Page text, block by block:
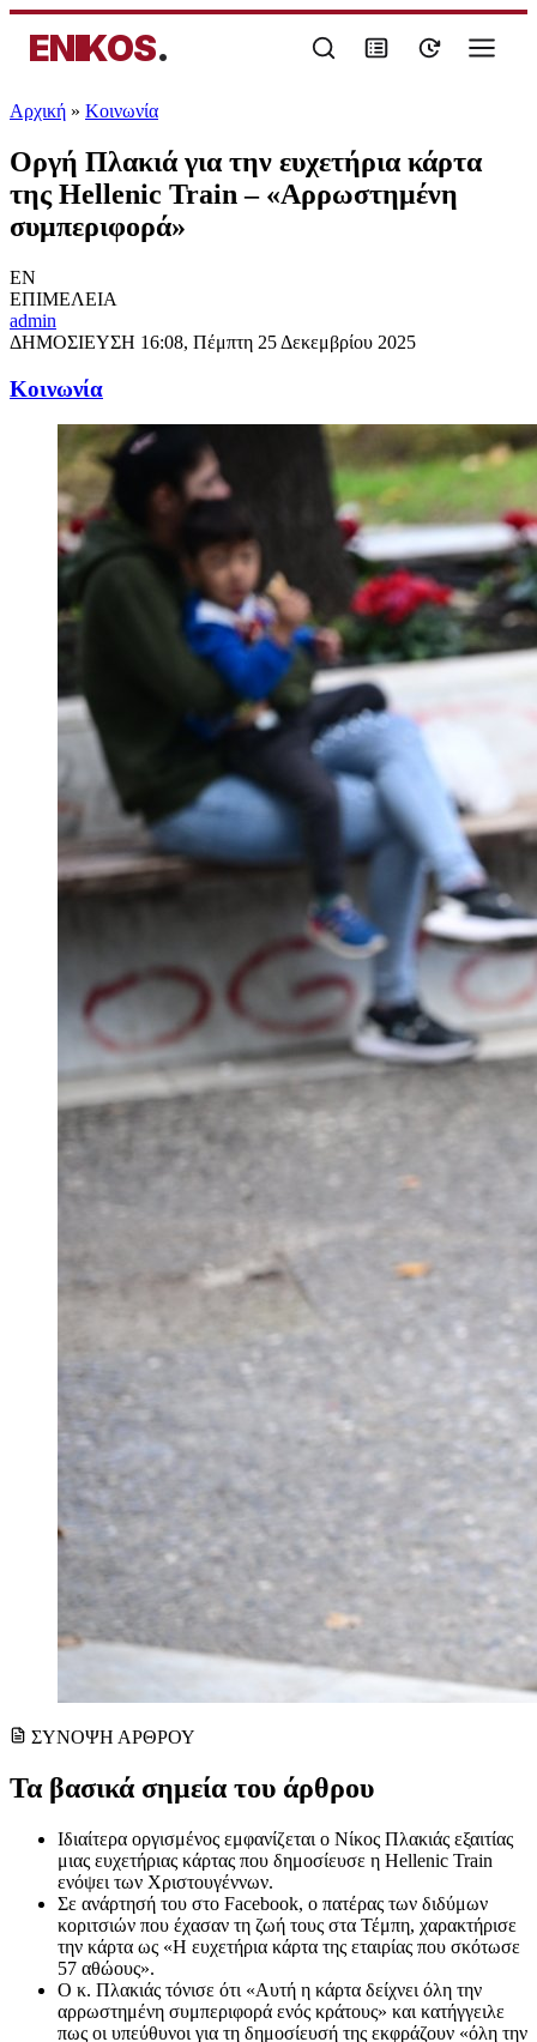
ENIKOS.
Αρχική » Κοινωνία
Οργή Πλακιά για την ευχετήρια κάρτα
της Hellenic Train – «Αρρωστημένη
συμπεριφορά»
EN
ΕΠΙΜΕΛΕΙΑ
admin
ΔΗΜΟΣΙΕΥΣΗ 16:08, Πέμπτη 25 Δεκεμβρίου 2025
Κοινωνία
ΣΥΝΟΨΗ ΑΡΘΡΟΥ
Τα βασικά σημεία του άρθρου
Ιδιαίτερα οργισμένος εμφανίζεται ο Νίκος Πλακιάς εξαιτίας
μιας ευχετήριας κάρτας που δημοσίευσε η Hellenic Train
ενόψει των Χριστουγέννων.
Σε ανάρτησή του στο Facebook, ο πατέρας των διδύμων
κοριτσιών που έχασαν τη ζωή τους στα Τέμπη, χαρακτήρισε
την κάρτα ως «Η ευχετήρια κάρτα της εταιρίας που σκότωσε
57 αθώους».
Ο κ. Πλακιάς τόνισε ότι «Αυτή η κάρτα δείχνει όλη την
αρρωστημένη συμπεριφορά ενός κράτους» και κατήγγειλε
πως οι υπεύθυνοι για τη δημοσίευσή της εκφράζουν «όλη την